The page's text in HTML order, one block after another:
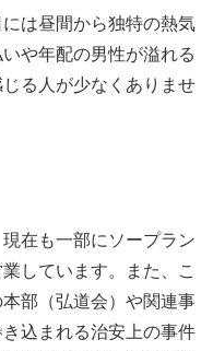
は昼間から独特の熱気
や年配の男性が溢れる
る人が少なくありませ
在も一部にソープラン
しています。また、こ
部（弘道会）や関連事
込まれる治安上の事件